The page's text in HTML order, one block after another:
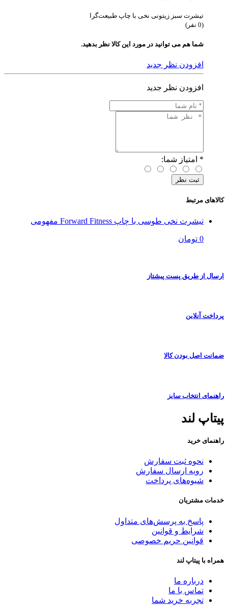
تیشرت سبز زیتونی نخی با چاپ طبیعت‌گرا
(0 نفر)
شما هم می توانید در مورد این کالا نظر بدهید.
افزودن نظر جدید
افزودن نظر جدید
* امتیاز شما:
کالاهای مرتبط
تیشرت نخی طوسی با چاپ Forward Fitness مفهومی
0 تومان
ارسال از طریق پست پیشتاز
پرداخت آنلاین
ضمانت اصل بودن کالا
راهنمای انتخاب سایز
پیتاپ لند
راهنمای خرید
نحوه ثبت سفارش
رویه ارسال سفارش
شیوه‌های پرداخت
خدمات مشتریان
پاسخ به پرسش‌های متداول
شرایط و قوانین
قوانین حریم خصوصی
همراه با پیتاپ لند
درباره ما
تماس با ما
تجربه خرید شما